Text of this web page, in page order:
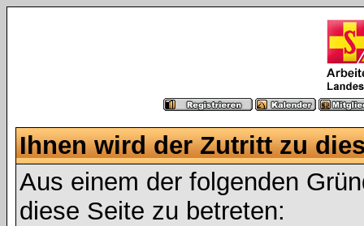
Ihnen wird der Zutritt zu
Aus einem der folgenden
diese Seite zu betreten: